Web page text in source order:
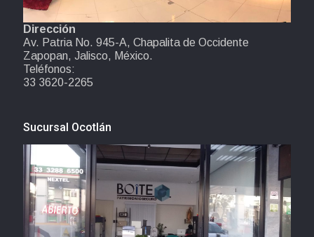
Dirección
Av. Patria No. 945-A, Chapalita de Occidente
Zapopan, Jalisco, México.
Teléfonos:
33 3620-2265
Sucursal Ocotlán